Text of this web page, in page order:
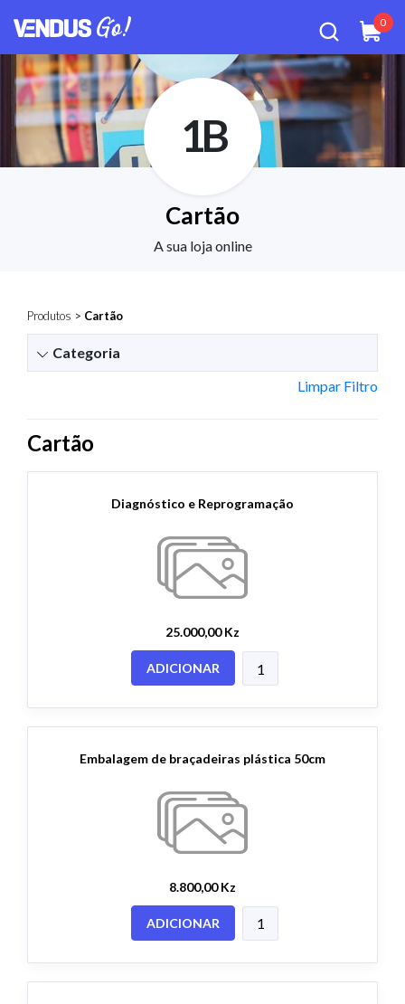
0
1B
Cartão
A sua loja online
Produtos > Cartão
Categoria
Limpar Filtro
Cartão
Diagnóstico e Reprogramação
25.000,00 Kz
ADICIONAR
Embalagem de braçadeiras plástica 50cm
8.800,00 Kz
ADICIONAR